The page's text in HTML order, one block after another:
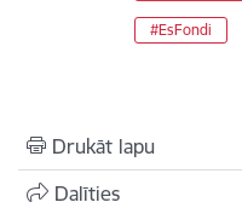
#EsFondi
Drukāt lapu
Dalīties